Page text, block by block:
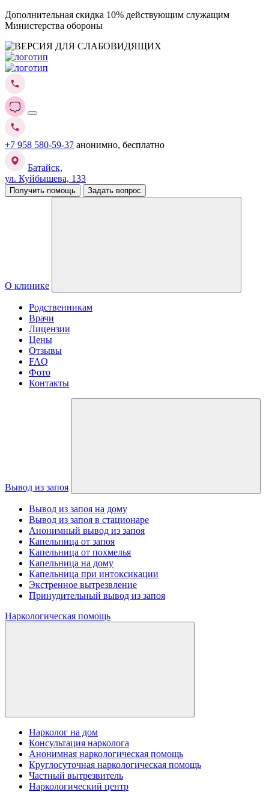
Дополнительная скидка 10% действующим служащим
Министерства обороны
+7 958 580-59-37 анонимно, бесплатно
Батайск,
ул. Куйбышева, 133
Получить помощь Задать вопрос
О клинике
Родственникам
Врачи
Лицензии
Цены
Отзывы
FAQ
Фото
Контакты
Вывод из запоя
Вывод из запоя на дому
Вывод из запоя в стационаре
Анонимный вывод из запоя
Капельница от запоя
Капельница от похмелья
Капельница на дому
Капельница при интоксикации
Экстренное вытрезвление
Принудительный вывод из запоя
Наркологическая помощь
Нарколог на дом
Консультация нарколога
Анонимная наркологическая помощь
Круглосуточная наркологическая помощь
Частный вытрезвитель
Наркологический центр